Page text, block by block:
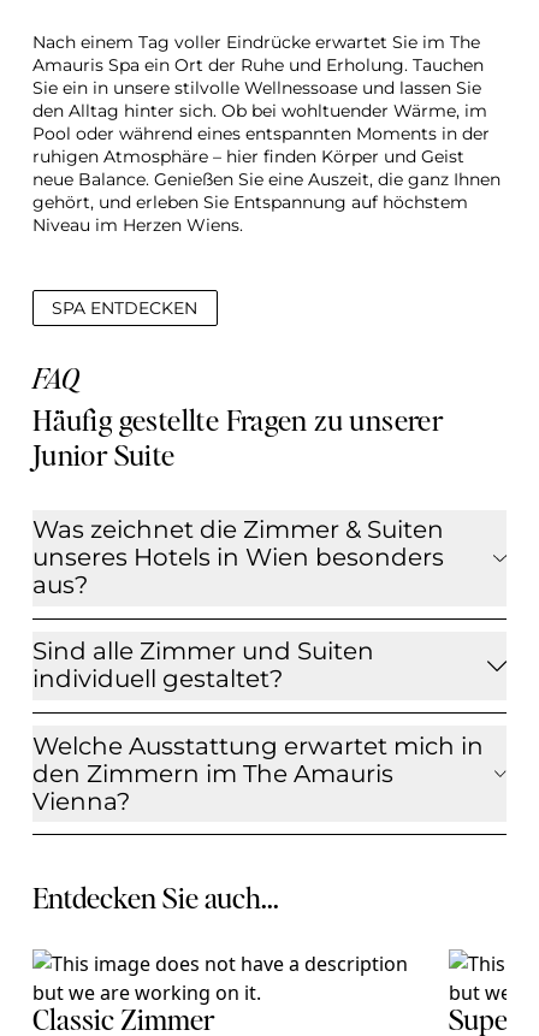
Nach einem Tag voller Eindrücke erwartet Sie im The
Amauris Spa ein Ort der Ruhe und Erholung. Tauchen
Sie ein in unsere stilvolle Wellnessoase und lassen Sie
den Alltag hinter sich. Ob bei wohltuender Wärme, im
Pool oder während eines entspannten Moments in der
ruhigen Atmosphäre – hier finden Körper und Geist
neue Balance. Genießen Sie eine Auszeit, die ganz Ihnen
gehört, und erleben Sie Entspannung auf höchstem
Niveau im Herzen Wiens.
SPA ENTDECKEN
FAQ
Häufig gestellte Fragen zu unserer
Junior Suite
Was zeichnet die Zimmer & Suiten
unseres Hotels in Wien besonders
aus?
Sind alle Zimmer und Suiten
individuell gestaltet?
Welche Ausstattung erwartet mich in
den Zimmern im The Amauris
Vienna?
Entdecken Sie auch...
Classic Zimmer